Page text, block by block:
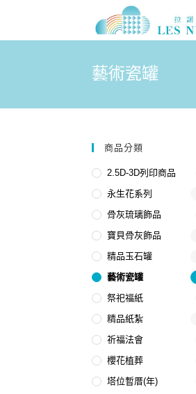
藝術瓷罐
商品分類
2.5D-3D列印商品
永生花系列
骨灰琉璃飾品
寶貝骨灰飾品
精品玉石罐
藝術瓷罐
祭祀福紙
精品紙紮
祈福法會
櫻花植葬
塔位暫厝(年)